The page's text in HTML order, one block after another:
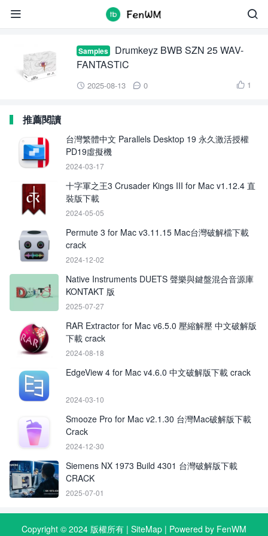

 Drumkeyz BWB SZN 25
Samples
Drumkeyz BWB SZN 25 WAV-
FANTASTiC
 2025-08-13  0  1
推薦閱讀
台灣繁體中文 Parallels Desktop 19 永久激活授權
PD19虛擬機
2024-03-17
十字軍之王3 Crusader Kings III for Mac v1.12.4 直
裝版下載
2024-05-05
Permute 3 for Mac v3.11.15 Mac台灣破解檔下載
crack
2024-12-02
Native Instruments DUETS 聲樂與鍵盤混合音源庫
KONTAKT 版
2025-07-27
RAR Extractor for Mac v6.5.0 壓縮解壓 中文破解版
下載 crack
2024-08-18
EdgeView 4 for Mac v4.6.0 中文破解版下載 crack
2024-03-10
Smooze Pro for Mac v2.1.30 台灣Mac破解版下載
Crack
2024-12-30
Siemens NX 1973 Build 4301 台灣破解版下載
CRACK
2025-07-01
Copyright © 2024 版權所有 | SiteMap | Powered by FenWM